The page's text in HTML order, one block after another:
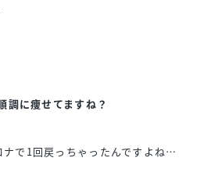
に痩せてますね？
で1回戻っちゃったんですよね…